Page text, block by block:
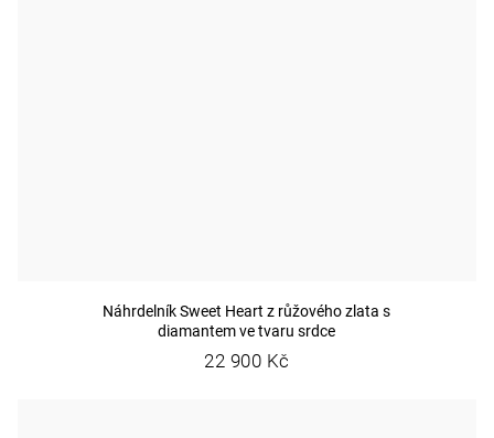
Náhrdelník Sweet Heart z růžového zlata s
diamantem ve tvaru srdce
22 900 Kč